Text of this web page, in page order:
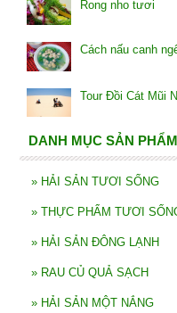
Rong nho tươi
Cách nấu canh
Tour Đồi Cát Mũi
DANH MỤC SẢN PHẨM
» HẢI SẢN TƯƠI SỐNG
» THỰC PHẨM TƯƠI
» HẢI SẢN ĐÔNG LẠNH
» RAU CỦ QUẢ SẠCH
» HẢI SẢN MỘT NẮNG